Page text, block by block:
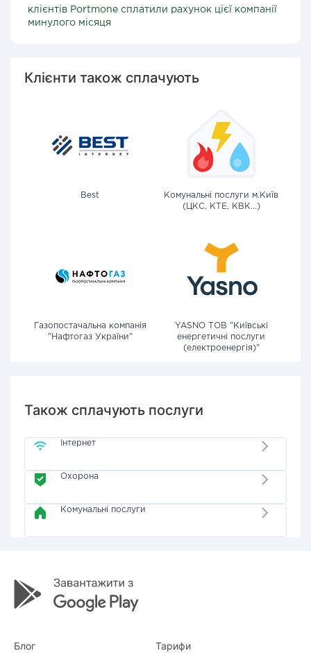
клієнтів Portmone сплатили рахунок цієї компанії
минулого місяця
Клієнти також сплачують
Best
Комунальні послуги м.Київ
(ЦКС, КТЕ, КВК...)
Газопостачальна компанія
"Нафтогаз України"
YASNO ТОВ "Київські
енергетичні послуги
(електроенергія)"
Також сплачують послуги
Інтернет
Охорона
Комунальні послуги
Блог Тарифи